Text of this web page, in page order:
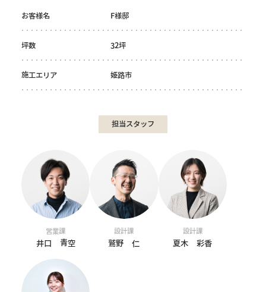
お客様名 F様邸
坪数 32坪
施工エリア 姫路市
担当スタッフ
営業課
井口 青空
設計課
鷲野 仁
設計課
夏木 彩香